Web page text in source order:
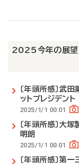
2025今年の展望
〔年頭所感〕武
ットプレジデン
2025/1/1 00:01
〔年頭所感〕大
明朗
2025/1/1 00:01
〔年頭所感〕第